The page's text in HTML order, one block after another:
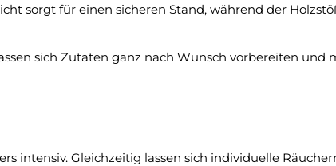
sorgt für einen sicheren Stand, während der
sich Zutaten ganz nach Wunsch vorbereiten und
intensiv. Gleichzeitig lassen sich individuelle